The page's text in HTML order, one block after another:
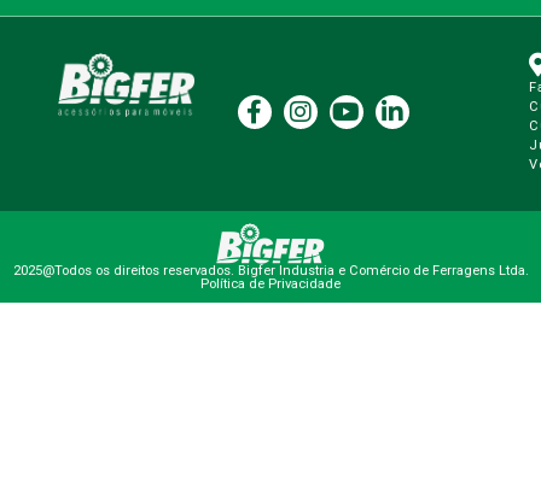
2025@Todos os direitos reservados. Bigfer Industria e Comércio de Ferragens Ltda.
Política de Privacidade